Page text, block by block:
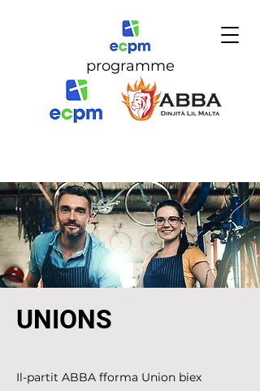
programme
UNIONS
Il-partit ABBA fforma Union biex